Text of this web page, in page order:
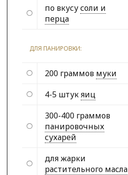
по вкусусоли и
перца
ДЛЯ ПАНИРОВКИ:
200 граммов муки
4-5 штукяиц
300-400 граммов
панировочных
сухарей
для жарки
растительного масла